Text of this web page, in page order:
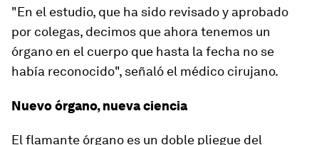
"En el estudio, que ha sido revisado y aprobado
por colegas, decimos que ahora tenemos un
órgano en el cuerpo que hasta la fecha no se
había reconocido", señaló el médico cirujano.
Nuevo órgano, nueva ciencia
El flamante órgano es un doble pliegue del